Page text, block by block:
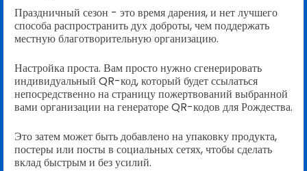
Праздничный сезон - это время дарения, и нет лучшего
способа распространить дух доброты, чем поддержать
местную благотворительную организацию.
Настройка проста. Вам просто нужно сгенерировать
индивидуальный QR-код, который будет ссылаться
непосредственно на страницу пожертвований выбранной
вами организации на генераторе QR-кодов для Рождества.
Это затем может быть добавлено на упаковку продукта,
постеры или посты в социальных сетях, чтобы сделать
вклад быстрым и без усилий.